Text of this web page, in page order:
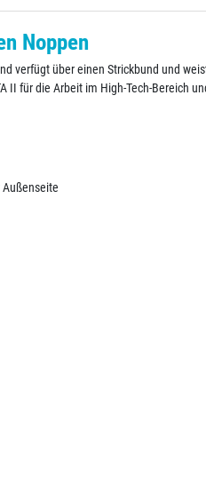
Noppen
verfügt über einen Strickbund und
für die Arbeit im High-Tech-Bereich